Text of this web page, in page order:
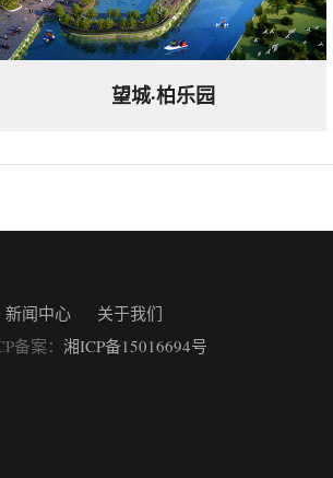
望城·柏乐园
新闻中心
关于我们
备案： 湘ICP备15016694号